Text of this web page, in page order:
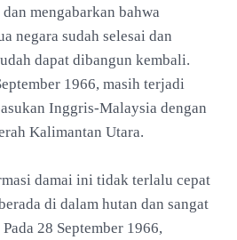
mengabarkan bahwa
negara sudah selesai dan
dapat dibangun kembali.
1966, masih terjadi
Inggris-Malaysia dengan
Kalimantan Utara.
damai ini tidak terlalu cepat
di dalam hutan dan sangat
28 September 1966,